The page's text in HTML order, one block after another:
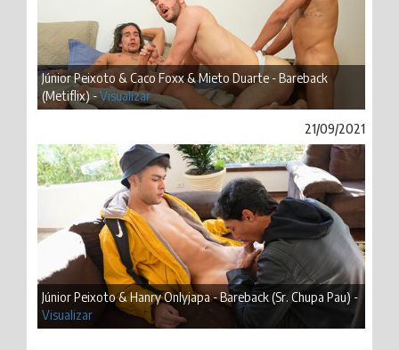
Júnior Peixoto & Caco Foxx & Mieto Duarte - Bareback
(Metiflix) -Visualizar
21/09/2021
Júnior Peixoto & Hanry Onlyjapa - Bareback (Sr. Chupa Pau) -
Visualizar